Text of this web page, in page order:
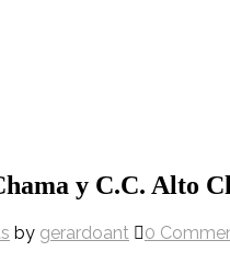
y C.C. Alto
by gerardoant
0